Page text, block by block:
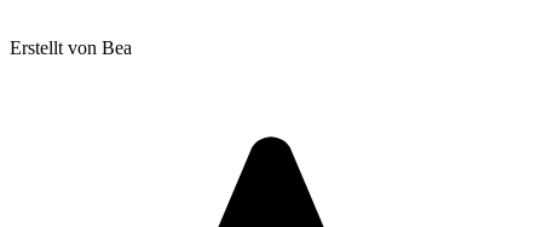
Erstellt von Bea